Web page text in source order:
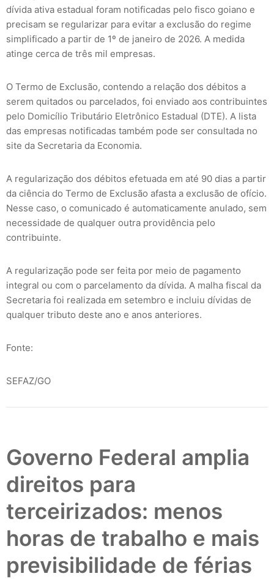
dívida ativa estadual foram notificadas pelo fisco goiano e
precisam se regularizar para evitar a exclusão do regime
simplificado a partir de 1º de janeiro de 2026. A medida
atinge cerca de três mil empresas.
O Termo de Exclusão, contendo a relação dos débitos a
serem quitados ou parcelados, foi enviado aos contribuintes
pelo Domicílio Tributário Eletrônico Estadual (DTE). A lista
das empresas notificadas também pode ser consultada no
site da Secretaria da Economia.
A regularização dos débitos efetuada em até 90 dias a partir
da ciência do Termo de Exclusão afasta a exclusão de ofício.
Nesse caso, o comunicado é automaticamente anulado, sem
necessidade de qualquer outra providência pelo
contribuinte.
A regularização pode ser feita por meio de pagamento
integral ou com o parcelamento da dívida. A malha fiscal da
Secretaria foi realizada em setembro e incluiu dívidas de
qualquer tributo deste ano e anos anteriores.
Fonte:
SEFAZ/GO
Governo Federal amplia
direitos para
terceirizados: menos
horas de trabalho e mais
previsibilidade de férias